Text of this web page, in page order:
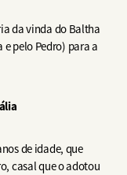
da vinda do Baltha
pelo Pedro) para a
de idade, que
casal que o adotou